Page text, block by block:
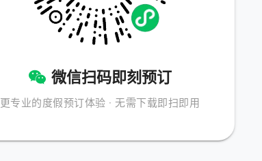
微信扫码即刻预订
更专业的度假预订体验 · 无需下载即扫即用